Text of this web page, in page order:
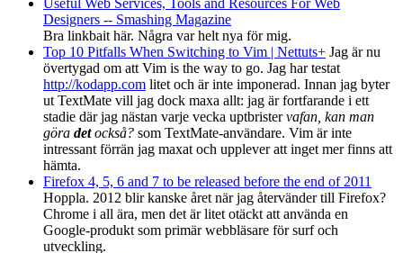
Designers -- Smashing Magazine
Bra linkbait här. Några var helt nya för mig.
Top 10 Pitfalls When Switching to Vim | Nettuts+ Jag är nu
övertygad om att Vim is the way to go. Jag har testat
http://kodapp.com litet och är inte imponerad. Innan jag byter
ut TextMate vill jag dock maxa allt: jag är fortfarande i ett
stadie där jag nästan varje vecka uptbristervafan, kan man
göra detockså? som TextMate-användare. Vim är inte
intressant förrän jag maxat och upplever att inget mer finns att
hämta.
Firefox 4, 5, 6 and 7 to be released before the end of 2011
Hoppla. 2012 blir kanske året när jag återvänder till Firefox?
Chrome i all ära, men det är litet otäckt att använda en
Google-produkt som primär webbläsare för surf och
utveckling.